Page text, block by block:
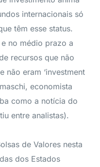
internacionais só
têm esse status.
no médio prazo a
recursos que não
não eram ‘investment
economista
como a notícia do
entre analistas).
de Valores nesta
dos Estados